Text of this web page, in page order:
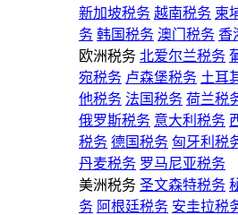
新加坡税务 越南税务 柬
务 韩国税务 澳门税务 香
欧洲税务 北爱尔兰税务
宛税务 卢森堡税务 土耳
他税务 法国税务 荷兰税
俄罗斯税务 意大利税务
税务 德国税务 匈牙利税
丹麦税务 罗马尼亚税务
美洲税务 圣文森特税务
务 阿根廷税务 安圭拉税